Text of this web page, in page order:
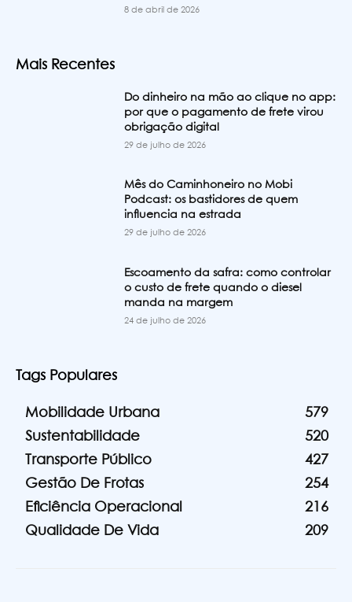
8 de abril de 2026
Mais Recentes
Do dinheiro na mão ao clique no app:
por que o pagamento de frete virou
obrigação digital
29 de julho de 2026
Mês do Caminhoneiro no Mobi
Podcast: os bastidores de quem
influencia na estrada
29 de julho de 2026
Escoamento da safra: como controlar
o custo de frete quando o diesel
manda na margem
24 de julho de 2026
Tags Populares
Mobilidade Urbana
579
Sustentabilidade
520
Transporte Público
427
Gestão De Frotas
254
Eficiência Operacional
216
Qualidade De Vida
209